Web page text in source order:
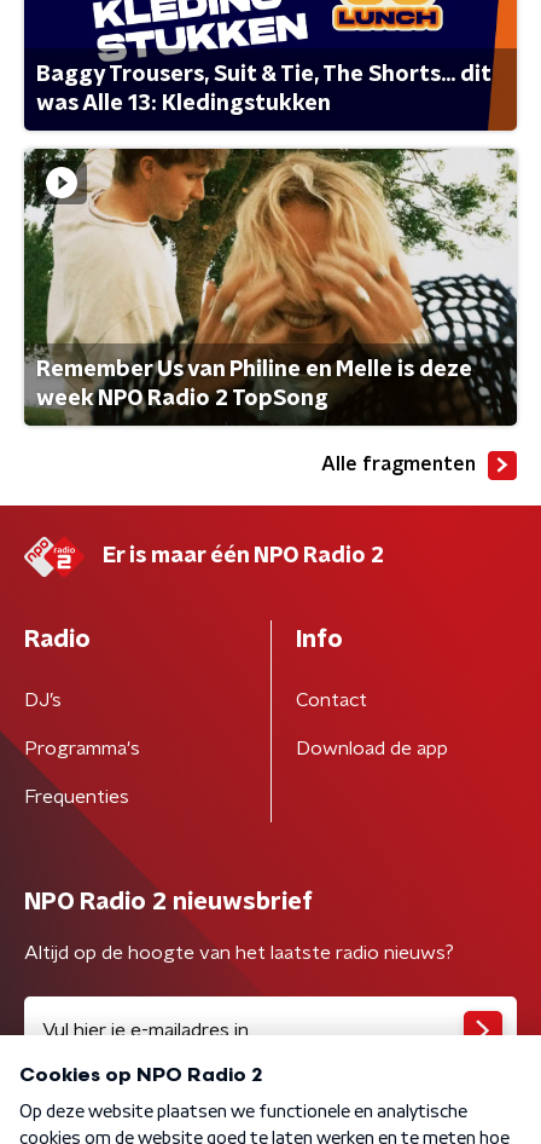
Baggy Trousers, Suit & Tie, The Shorts... dit
was Alle 13: Kledingstukken
Remember Us van Philine en Melle is deze
week NPO Radio 2 TopSong
Alle fragmenten
Er is maar één NPO Radio 2
Radio
DJ’s
Programma's
Frequenties
Info
Contact
Download de app
NPO Radio 2 nieuwsbrief
Altijd op de hoogte van het laatste radio nieuws?